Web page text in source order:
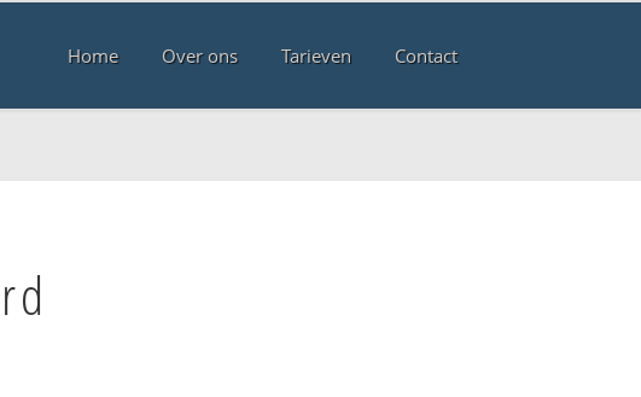
Home Over ons Tarieven Contact